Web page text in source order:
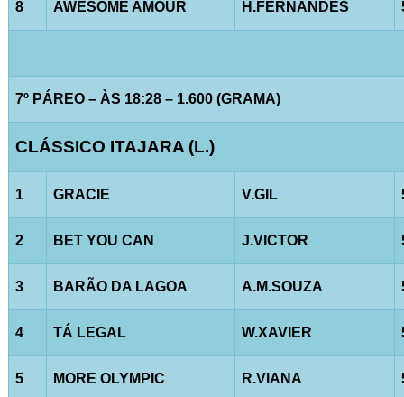
8 AWESOME AMOUR H.FERNANDES
7º PÁREO – ÀS 18:28 – 1.600 (GRAMA)
CLÁSSICO ITAJARA (L.)
1 GRACIE V.GIL
2 BET YOU CAN J.VICTOR
3 BARÃO DA LAGOA A.M.SOUZA
4 TÁ LEGAL W.XAVIER
5 MORE OLYMPIC R.VIANA